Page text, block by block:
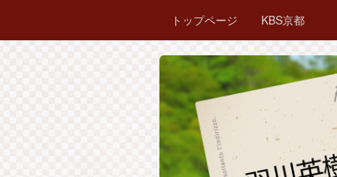
トップページ KBS京都